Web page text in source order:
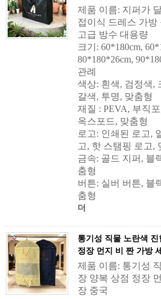
제품 이름: 지퍼가
접이식 드레스 가방
고급 방수 대용량
크기: 60*180cm,
80*180*26cm,
관례
색상: 흰색, 검정색,
갈색, 투명, 맞춤형
재질 : PEVA, 부직
옥스포드, 맞춤형
로고: 인쇄된 로고,
고, 핫 스탬핑 로고,
금속: 골드 지퍼, 블
춤형
버튼: 실버 버튼, 블
춤형
더
통기성 직물 노란색
정장 먼지 비 짠 가방
제품 이름: 통기성
장 양복 상점 정장
장 중국